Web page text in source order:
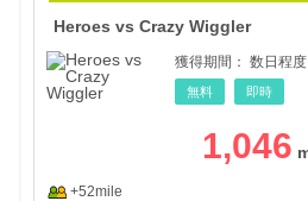
Heroes vs Crazy Wiggler
獲得期間： 数日程度
無料 即時
1,046
+52mile